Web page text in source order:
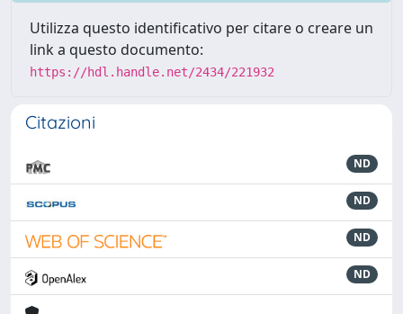
Utilizza questo identificativo per citare o creare un
link a questo documento:
https://hdl.handle.net/2434/221932
Citazioni
ND
ND
ND
ND